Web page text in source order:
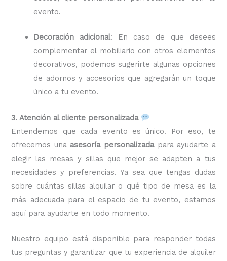
evento.
Decoración adicional: En caso de que desees
complementar el mobiliario con otros elementos
decorativos, podemos sugerirte algunas opciones
de adornos y accesorios que agregarán un toque
único a tu evento.
3. Atención al cliente personalizada
Entendemos que cada evento es único. Por eso, te
ofrecemos una asesoría personalizadapara ayudarte a
elegir las mesas y sillas que mejor se adapten a tus
necesidades y preferencias. Ya sea que tengas dudas
sobre cuántas sillas alquilar o qué tipo de mesa es la
más adecuada para el espacio de tu evento, estamos
aquí para ayudarte en todo momento.
Nuestro equipo está disponible para responder todas
tus preguntas y garantizar que tu experiencia de alquiler